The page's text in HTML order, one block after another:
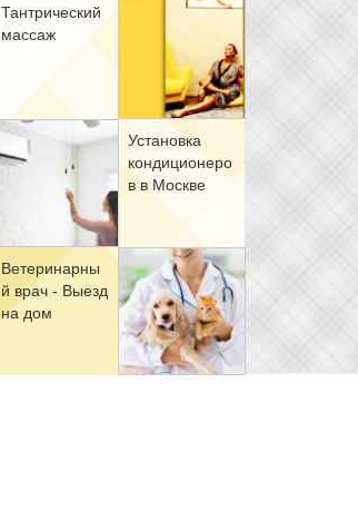
Тан­три­че­ский
мас­саж
Уста­нов­ка
кон­ди­ци­о­не­ро
в в Москве
Ве­те­ри­нар­ны
й врач - Вы­езд
на дом